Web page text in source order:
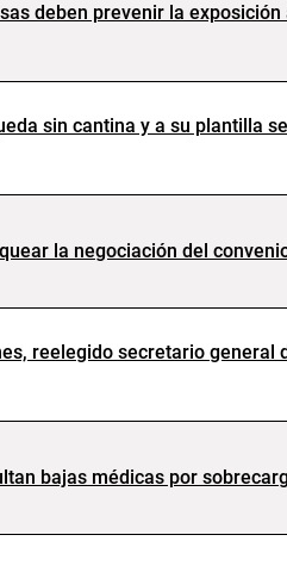
deben prevenir la exposición
sin cantina y a su plantilla
la negociación del
reelegido secretario general
bajas médicas por